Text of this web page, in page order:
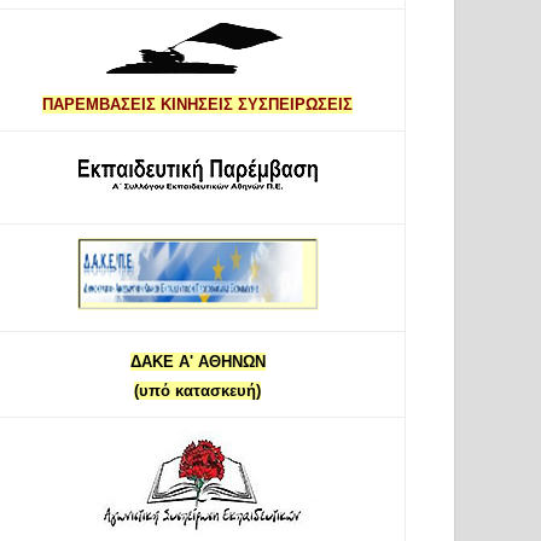
ΠΑΡΕΜΒΑΣΕΙΣ ΚΙΝΗΣΕΙΣ ΣΥΣΠΕΙΡΩΣΕΙΣ
ΔΑΚΕ Α' ΑΘΗΝΩΝ
(υπό κατασκευή)